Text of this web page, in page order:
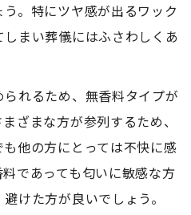
。特にツヤ感が出るワック
まい葬儀にはふさわしくあ
れるため、無香料タイプが
ざまな方が参列するため、
他の方にとっては不快に感
であっても匂いに敏感な方
けた方が良いでしょう。